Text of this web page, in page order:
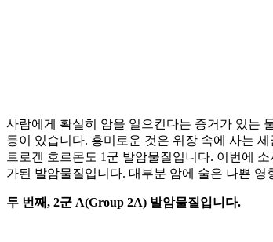
사람에게 확실히 암을 일으킨다는 증거가 있는
등이 있습니다. 흥미로운 것은 위장 속에 사는
트로겐 호르몬도 1군 발암물질입니다. 이번에
가된 발암물질입니다. 대부분 암에 술은 나쁜
두 번째, 2군 A(Group 2A) 발암물질입니다.